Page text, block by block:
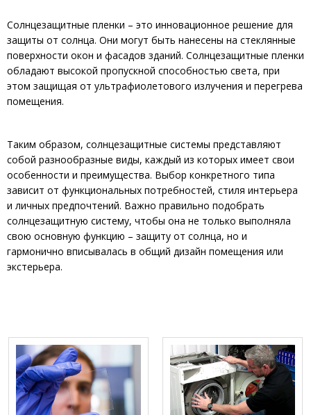
Солнцезащитные пленки – это инновационное решение для
защиты от солнца. Они могут быть нанесены на стеклянные
поверхности окон и фасадов зданий. Солнцезащитные пленки
обладают высокой пропускной способностью света, при
этом защищая от ультрафиолетового излучения и перегрева
помещения.
Таким образом, солнцезащитные системы представляют
собой разнообразные виды, каждый из которых имеет свои
особенности и преимущества. Выбор конкретного типа
зависит от функциональных потребностей, стиля интерьера
и личных предпочтений. Важно правильно подобрать
солнцезащитную систему, чтобы она не только выполняла
свою основную функцию – защиту от солнца, но и
гармонично вписывалась в общий дизайн помещения или
экстерьера.